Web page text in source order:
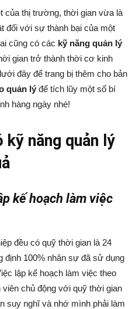
của thị trường, thời gian vừa là
đối với sự thành bại của một
cũng có các kỹ năng quản lý
gian trở thành thời cơ kinh
đây để trang bị thêm cho bản
quản lý để tích lũy một số bí
hàng ngày nhé!
năng quản lý
kế hoạch làm việc
đều có quỹ thời gian là 24
định 100% nhân sự đã sử dụng
lập kế hoạch làm việc theo
viên chủ động với quỹ thời gian
suy nghĩ và nhớ mình phải làm